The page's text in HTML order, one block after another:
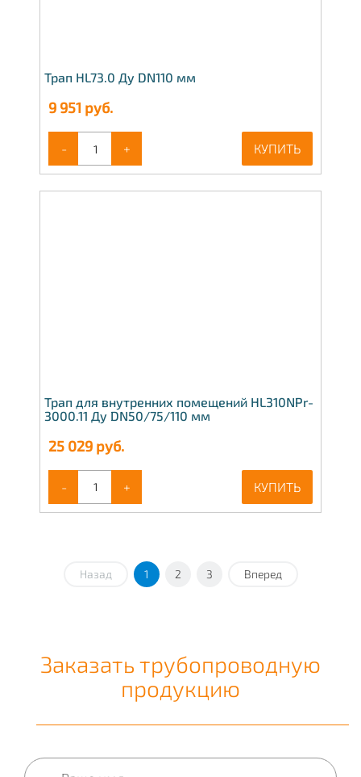
Трап HL73.0 Ду DN110 мм
9 951 руб.
- + КУПИТЬ
Трап для внутренних помещений HL310NPr-
3000.11 Ду DN50/75/110 мм
25 029 руб.
- + КУПИТЬ
Назад 1 2 3 Вперед
Заказать трубопроводную
продукцию